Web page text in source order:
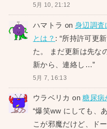
5月 10, 21:12
ハマトラ on 身辺調査
とは？ : “所持許可更
た。 まだ更新は先な
新から、連絡し…”
5月 7, 16:13
ウラベリカ on糖尿病
“爆笑ww にしても、
こが邪魔だけど、ド